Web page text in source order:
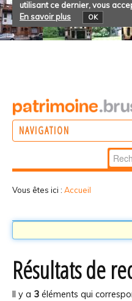
utilisant ce dernier, vous
En savoir plus
OK
NAVIGATION
Vous êtes ici : Accueil
Résultats de
Il y a 3 éléments qui